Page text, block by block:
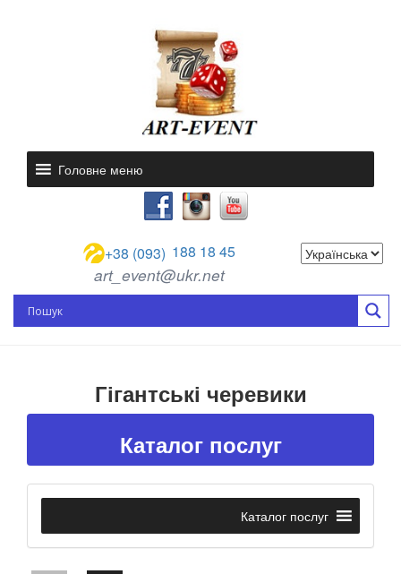
Головне меню
+38 (093) 188 18 45
art_event@ukr.net
Гігантські черевики
Каталог послуг
Каталог послуг